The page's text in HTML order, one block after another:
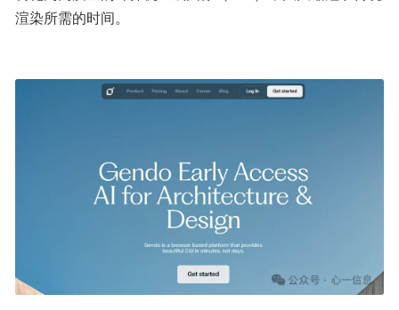
渲染所需的时间。